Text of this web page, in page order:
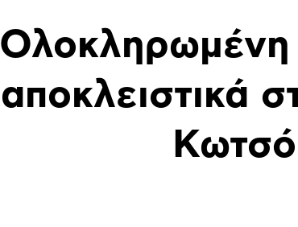
Ολοκληρωμένη
αποκλειστικά